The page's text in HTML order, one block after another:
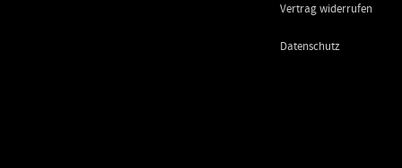
Vertrag widerrufen
Datenschutz